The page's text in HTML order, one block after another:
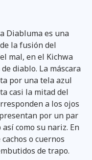
Diabluma es una
la fusión del
mal, en el Kichwa
diablo. La máscara
por una tela azul
casi la mitad del
a los ojos
por un par
como su nariz. En
o cuernos
de trapo.